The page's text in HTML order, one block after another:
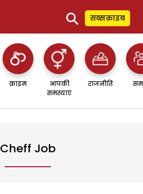
⚲ सब्सक्राइब
क्राइम
आपकी
समस्याएं
राजनीति
Cheff Job